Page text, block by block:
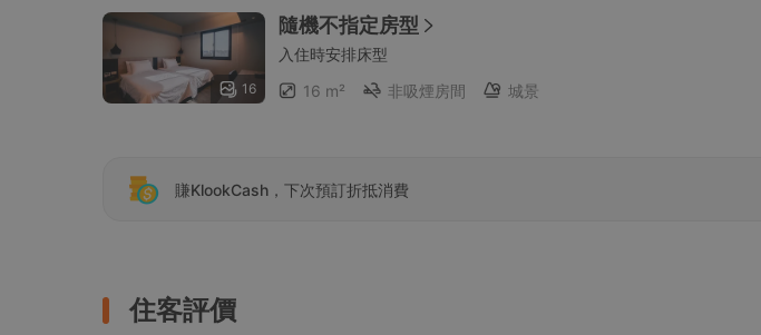
16
隨機不指定房型
入住時安排床型
16 m²
非吸煙房間 城景
賺KlookCash，下次預訂折抵消費
住客評價